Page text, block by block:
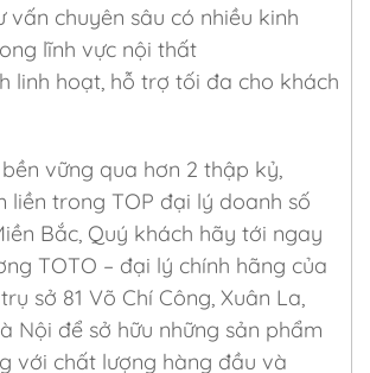
vấn chuyên sâu có nhiều kinh
lĩnh vực nội thất
linh hoạt, hỗ trợ tối đa cho khách
vững qua hơn 2 thập kỷ,
liền trong TOP đại lý doanh số
Bắc, Quý khách hãy tới ngay
TOTO – đại lý chính hãng của
sở 81 Võ Chí Công, Xuân La,
Nội để sở hữu những sản phẩm
với chất lượng hàng đầu và